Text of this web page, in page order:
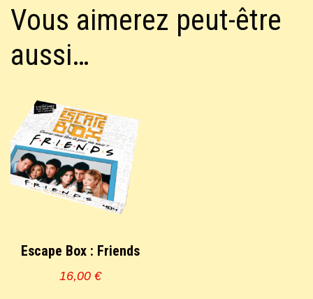
Vous aimerez peut-être
aussi…
Escape Box : Friends
16,00€